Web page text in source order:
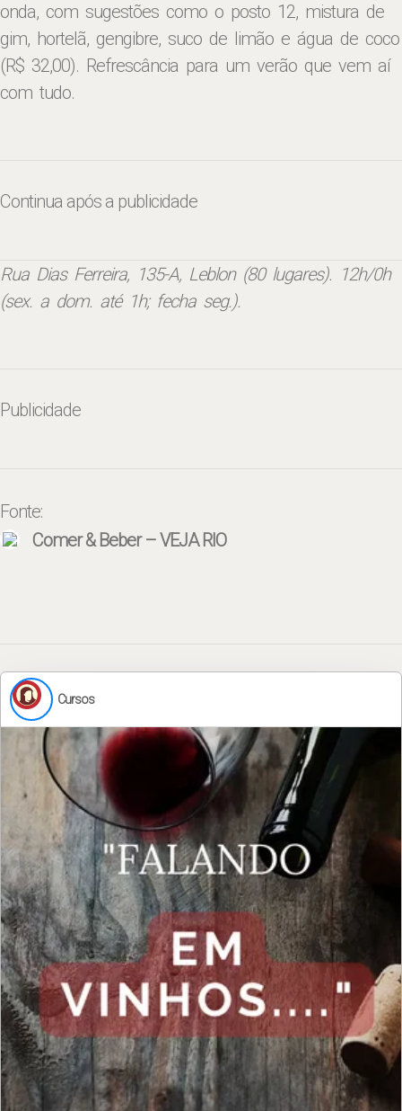
onda, com sugestões como o posto 12, mistura de
gim, hortelã, gengibre, suco de limão e água de coco
(R$ 32,00). Refrescância para um verão que vem aí
com tudo.
Continua após a publicidade
Rua Dias Ferreira, 135-A, Leblon (80 lugares). 12h/0h
(sex. a dom. até 1h; fecha seg.).
Publicidade
Fonte:
Comer & Beber – VEJA RIO
Cursos